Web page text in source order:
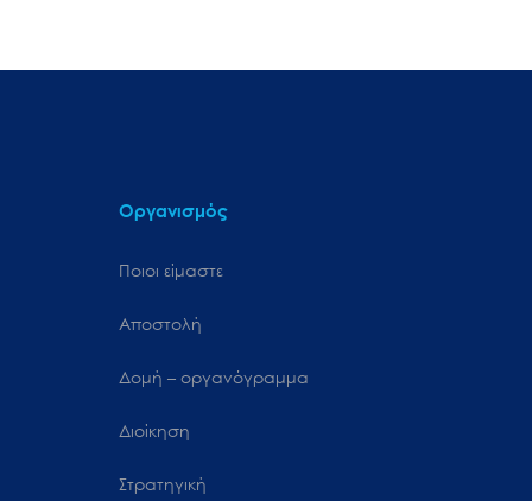
Οργανισμός
Ποιοι είμαστε
Αποστολή
Δομή – οργανόγραμμα
Διοίκηση
Στρατηγική